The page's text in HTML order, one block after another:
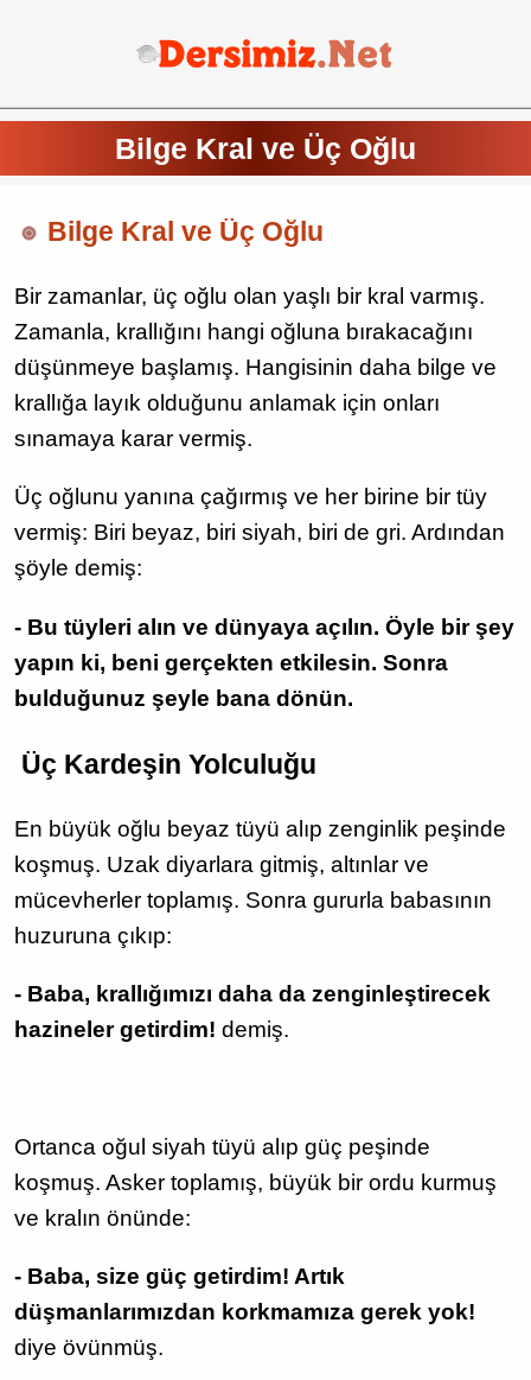
Bilge Kral ve Üç Oğlu
Bilge Kral ve Üç Oğlu
Bir zamanlar, üç oğlu olan yaşlı bir kral varmış.
Zamanla, krallığını hangi oğluna bırakacağını
düşünmeye başlamış. Hangisinin daha bilge ve
krallığa layık olduğunu anlamak için onları
sınamaya karar vermiş.
Üç oğlunu yanına çağırmış ve her birine bir tüy
vermiş: Biri beyaz, biri siyah, biri de gri. Ardından
şöyle demiş:
- Bu tüyleri alın ve dünyaya açılın. Öyle bir şey
yapın ki, beni gerçekten etkilesin. Sonra
bulduğunuz şeyle bana dönün.
Üç Kardeşin Yolculuğu
En büyük oğlu beyaz tüyü alıp zenginlik peşinde
koşmuş. Uzak diyarlara gitmiş, altınlar ve
mücevherler toplamış. Sonra gururla babasının
huzuruna çıkıp:
- Baba, krallığımızı daha da zenginleştirecek
hazineler getirdim! demiş.
Ortanca oğul siyah tüyü alıp güç peşinde
koşmuş. Asker toplamış, büyük bir ordu kurmuş
ve kralın önünde:
- Baba, size güç getirdim! Artık
düşmanlarımızdan korkmamıza gerek yok!
diye övünmüş.